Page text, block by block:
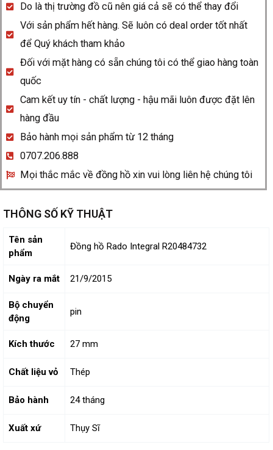
Do là thị trường đồ cũ nên giá cả sẽ có thể thay đổi
Với sản phẩm hết hàng. Sẽ luôn có deal order tốt nhất
để Quý khách tham khảo
Đối với mặt hàng có sẵn chúng tôi có thể giao hàng toàn
quốc
Cam kết uy tín - chất lượng - hậu mãi luôn được đặt lên
hàng đầu
Bảo hành mọi sản phẩm từ 12 tháng
0707.206.888
Mọi thắc mắc về đồng hồ xin vui lòng liên hệ chúng tôi
THÔNG SỐ KỸ THUẬT
Tên sản
phẩm
Đồng hồ Rado Integral R20484732
Ngày ra mắt 21/9/2015
Bộ chuyển
động
pin
Kích thước 27 mm
Chất liệu vỏ Thép
Bảo hành 24 tháng
Xuất xứ Thụy Sĩ